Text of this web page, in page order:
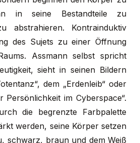
GO TO SHOP
in seine Bestandteile zu
abstrahieren. Kontrainduktiv
des Sujets zu einer Öffnung
Assmann selbst spricht
sieht in seinen Bildern
dem „Erdenleib“ oder
Persönlichkeit im Cyberspace“.
die begrenzte Farbpalette
werden, seine Körper setzen
schwarz, braun und dem Weiß